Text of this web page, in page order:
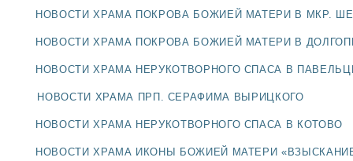
НОВОСТИ
БЛАГОЧИНИЯ
ДОЛГОПРУДНЕНСКОЕ
НОВОСТИ ХРАМА ПОКРОВА БОЖИЕЙ МАТЕРИ В МКР.
НОВОСТИ ХРАМА ПОКРОВА БОЖИЕЙ МАТЕРИ В
НОВОСТИ ХРАМА НЕРУКОТВОРНОГО СПАСА В
НОВОСТИ ХРАМА ПРП. СЕРАФИМА ВЫРИЦКОГО
НОВОСТИ ХРАМА НЕРУКОТВОРНОГО СПАСА В КОТОВО
НОВОСТИ ХРАМА ИКОНЫ БОЖИЕЙ МАТЕРИ